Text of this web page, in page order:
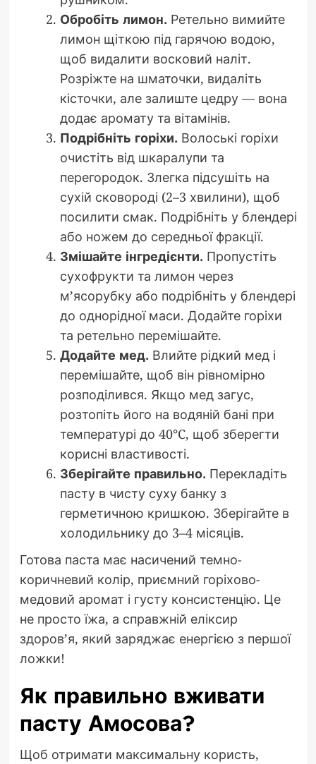
Обробіть лимон. Ретельно вимийте
лимон щіткою під гарячою водою,
щоб видалити восковий наліт.
Розріжте на шматочки, видаліть
кісточки, але залиште цедру — вона
додає аромату та вітамінів.
Подрібніть горіхи. Волоські горіхи
очистіть від шкаралупи та
перегородок. Злегка підсушіть на
сухій сковороді (2–3 хвилини), щоб
посилити смак. Подрібніть у блендері
або ножем до середньої фракції.
Змішайте інгредієнти. Пропустіть
сухофрукти та лимон через
м’ясорубку або подрібніть у блендері
до однорідної маси. Додайте горіхи
та ретельно перемішайте.
Додайте мед. Влийте рідкий мед і
перемішайте, щоб він рівномірно
розподілився. Якщо мед загус,
розтопіть його на водяній бані при
температурі до 40°C, щоб зберегти
корисні властивості.
Зберігайте правильно. Перекладіть
пасту в чисту суху банку з
герметичною кришкою. Зберігайте в
холодильнику до 3–4 місяців.
Готова паста має насичений темно-
коричневий колір, приємний горіхово-
медовий аромат і густу консистенцію. Це
не просто їжа, а справжній еліксир
здоров’я, який заряджає енергією з першої
ложки!
Як правильно вживати
пасту Амосова?
Щоб отримати максимальну користь,